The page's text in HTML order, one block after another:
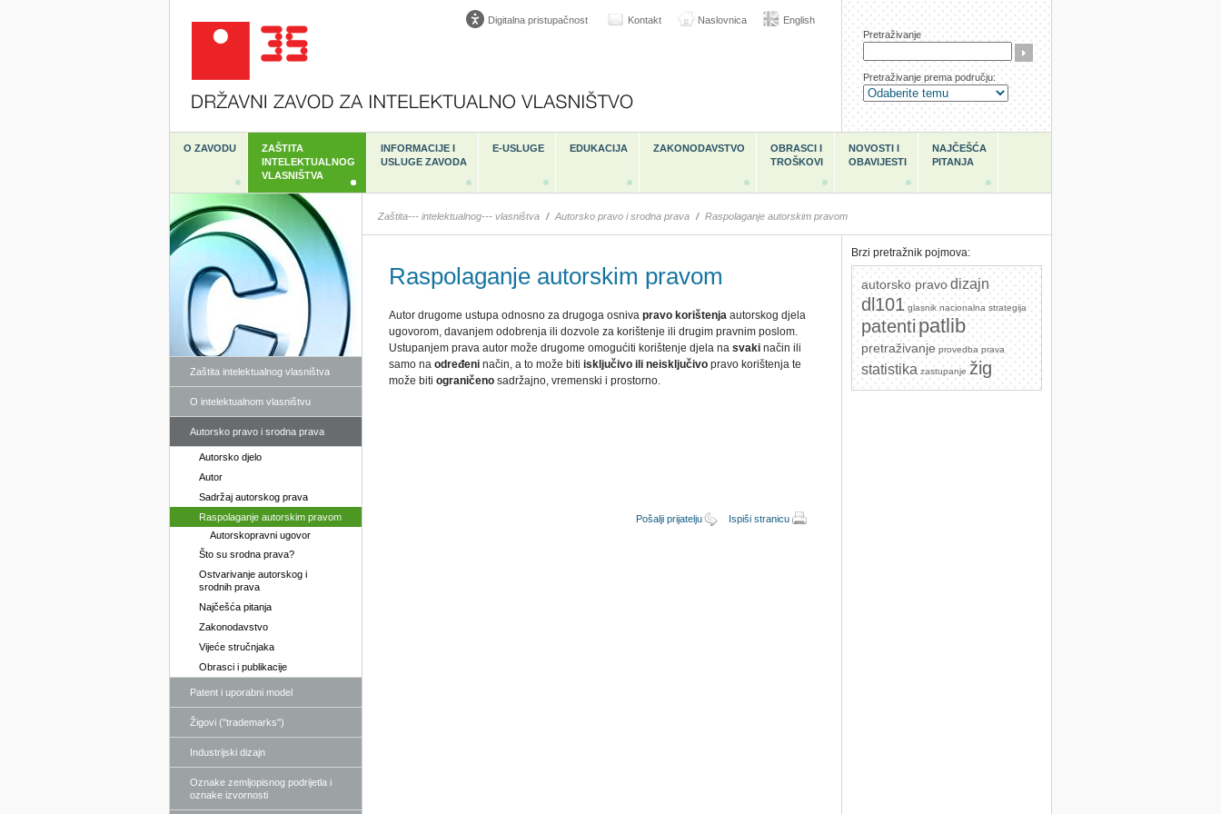
Pretraživanje
Pretraživanje prema području:
Kontakt Naslovnica English
Digitalna pristupačnost
O ZAVODU
ZAŠTITA
INTELEKTUALNOG
VLASNIŠTVA
INFORMACIJE I
USLUGE ZAVODA
E-USLUGE EDUKACIJA ZAKONODAVSTVO
OBRASCI I
TROŠKOVI
NOVOSTI I
OBAVIJESTI
NAJČEŠĆA
PITANJA
Zaštita intelektualnog vlasništva
O intelektualnom vlasništvu
Autorsko pravo i srodna prava
Autorsko djelo
Autor
Sadržaj autorskog prava
Raspolaganje autorskim pravom
Autorskopravni ugovor
Što su srodna prava?
Ostvarivanje autorskog i
srodnih prava
Najčešća pitanja
Zakonodavstvo
Vijeće stručnjaka
Obrasci i publikacije
Patent i uporabni model
Žigovi ("trademarks")
Industrijski dizajn
Oznake zemljopisnog podrijetla i
oznake izvornosti
Zaštita--- intelektualnog--- vlasništva / Autorsko pravo i srodna prava / Raspolaganje autorskim pravom
Raspolaganje autorskim pravom
Autor drugome ustupa odnosno za drugoga osniva pravo korištenja autorskog djela
ugovorom, davanjem odobrenja ili dozvole za korištenje ili drugim pravnim poslom.
Ustupanjem prava autor može drugome omogućiti korištenje djela na svaki način ili
samo na određeni način, a to može biti isključivo ili neisključivo pravo korištenja te
može biti ograničeno sadržajno, vremenski i prostorno.
Ispiši stranicu
Pošalji prijatelju
Brzi pretražnik pojmova:
autorsko pravodizajn
dl101 glasnik nacionalna strategija
patenti patlib
pretraživanje provedba prava
statistika zastupanje žig